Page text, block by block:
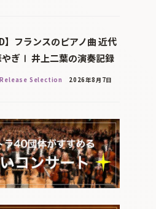
】フランスのピアノ曲 近代
やぎⅠ 井上二葉の演奏記録
Selection 2026年8月7日